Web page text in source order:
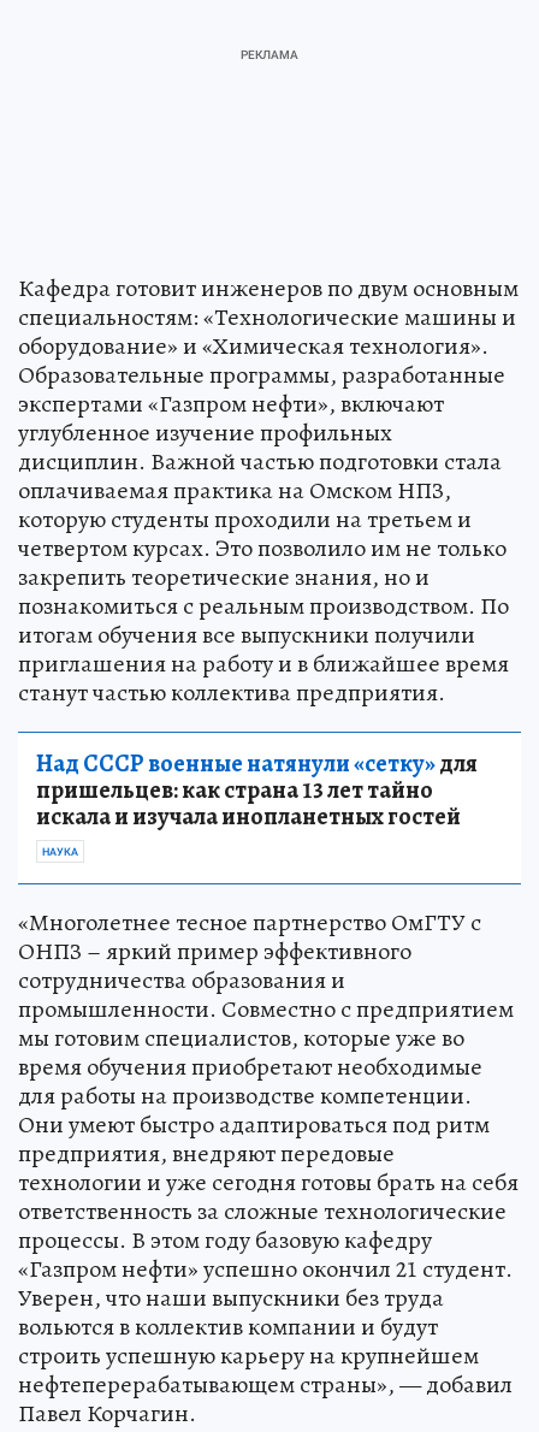
Кафедра готовит инженеров по двум основным
специальностям: «Технологические машины и
оборудование» и «Химическая технология».
Образовательные программы, разработанные
экспертами «Газпром нефти», включают
углубленное изучение профильных
дисциплин. Важной частью подготовки стала
оплачиваемая практика на Омском НПЗ,
которую студенты проходили на третьем и
четвертом курсах. Это позволило им не только
закрепить теоретические знания, но и
познакомиться с реальным производством. По
итогам обучения все выпускники получили
приглашения на работу и в ближайшее время
станут частью коллектива предприятия.
Над СССР военные натянули «сетку»для
пришельцев: как страна 13 лет тайно
искала и изучала инопланетных гостей
НАУКА
«Многолетнее тесное партнерство ОмГТУ с
ОНПЗ – яркий пример эффективного
сотрудничества образования и
промышленности. Совместно с предприятием
мы готовим специалистов, которые уже во
время обучения приобретают необходимые
для работы на производстве компетенции.
Они умеют быстро адаптироваться под ритм
предприятия, внедряют передовые
технологии и уже сегодня готовы брать на себя
ответственность за сложные технологические
процессы. В этом году базовую кафедру
«Газпром нефти» успешно окончил 21 студент.
Уверен, что наши выпускники без труда
вольются в коллектив компании и будут
строить успешную карьеру на крупнейшем
нефтеперерабатывающем страны», — добавил
Павел Корчагин.